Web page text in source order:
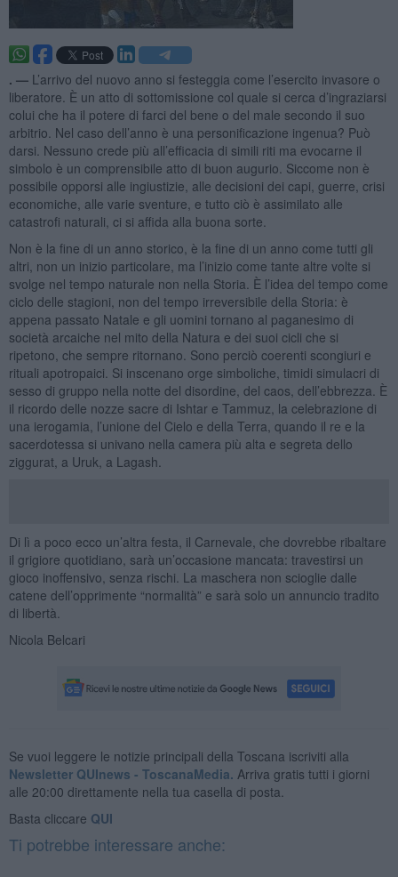
. — L’arrivo del nuovo anno si festeggia come l’esercito invasore o
liberatore. È un atto di sottomissione col quale si cerca d’ingraziarsi
colui che ha il potere di farci del bene o del male secondo il suo
arbitrio. Nel caso dell’anno è una personificazione ingenua? Può
darsi. Nessuno crede più all’efficacia di simili riti ma evocarne il
simbolo è un comprensibile atto di buon augurio. Siccome non è
possibile opporsi alle ingiustizie, alle decisioni dei capi, guerre, crisi
economiche, alle varie sventure, e tutto ciò è assimilato alle
catastrofi naturali, ci si affida alla buona sorte.
Non è la fine di un anno storico, è la fine di un anno come tutti gli
altri, non un inizio particolare, ma l’inizio come tante altre volte si
svolge nel tempo naturale non nella Storia. È l’idea del tempo come
ciclo delle stagioni, non del tempo irreversibile della Storia: è
appena passato Natale e gli uomini tornano al paganesimo di
società arcaiche nel mito della Natura e dei suoi cicli che si
ripetono, che sempre ritornano. Sono perciò coerenti scongiuri e
rituali apotropaici. Si inscenano orge simboliche, timidi simulacri di
sesso di gruppo nella notte del disordine, del caos, dell’ebbrezza. È
il ricordo delle nozze sacre di Ishtar e Tammuz, la celebrazione di
una ierogamia, l’unione del Cielo e della Terra, quando il re e la
sacerdotessa si univano nella camera più alta e segreta dello
ziggurat, a Uruk, a Lagash.
Di lì a poco ecco un’altra festa, il Carnevale, che dovrebbe ribaltare
il grigiore quotidiano, sarà un’occasione mancata: travestirsi un
gioco inoffensivo, senza rischi. La maschera non scioglie dalle
catene dell’opprimente “normalità” e sarà solo un annuncio tradito
di libertà.
Nicola Belcari
Se vuoi leggere le notizie principali della Toscana iscriviti alla
Newsletter QUInews - ToscanaMedia. Arriva gratis tutti i giorni
alle 20:00 direttamente nella tua casella di posta.
Basta cliccare QUI
Ti potrebbe interessare anche: